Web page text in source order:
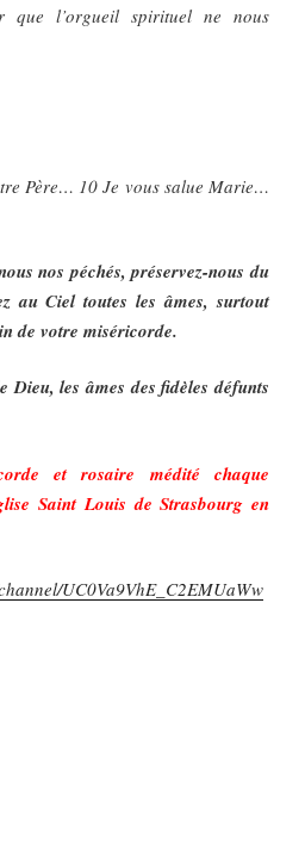
que l’orgueil spirituel ne nous
Père… 10 Je vous salue Marie…
nos péchés, préservez-nous du
au Ciel toutes les âmes, surtout
de votre miséricorde.
les âmes des fidèles défunts
et rosaire médité chaque
Saint Louis de Strasbourg en
UC0Va9VhE_C2EMUaWw